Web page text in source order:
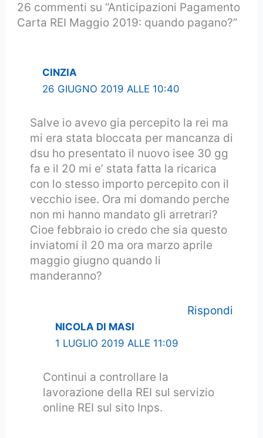
26 commenti su “Anticipazioni Pagamento
Carta REI Maggio 2019: quando pagano?”
CINZIA
26 GIUGNO 2019 ALLE 10:40
Salve io avevo gia percepito la rei ma
mi era stata bloccata per mancanza di
dsu ho presentato il nuovo isee 30 gg
fa e il 20 mi e’ stata fatta la ricarica
con lo stesso importo percepito con il
vecchio isee. Ora mi domando perche
non mi hanno mandato gli arretrari?
Cioe febbraio io credo che sia questo
inviatomi il 20 ma ora marzo aprile
maggio giugno quando li
manderanno?
Rispondi
NICOLA DI MASI
1 LUGLIO 2019 ALLE 11:09
Continui a controllare la
lavorazione della REI sul servizio
online REI sul sito Inps.